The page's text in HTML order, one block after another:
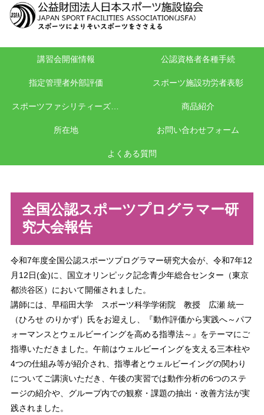
講習会開催情報 公認資格者各種手続
指定管理者外部評価 スポーツ施設功労者表彰
スポーツファシリティーズ保険 商品紹介
所在地 お問い合わせフォーム
よくある質問
全国公認スポーツプログラマー研
究大会報告
令和7年度全国公認スポーツプログラマー研究大会が、令和7年12
月12日(金)に、国立オリンピック記念青少年総合センター（東京
都渋谷区）において開催されました。
講師には、早稲田大学 スポーツ科学学術院 教授 広瀬 統一
（ひろせ のりかず）氏をお迎えし、『動作評価から実践へ～パフ
ォーマンスとウェルビーイングを高める指導法～』をテーマにご
指導いただきました。午前はウェルビーイングを支える三本柱や
4つの仕組み等が紹介され、指導者とウェルビーイングの関わり
についてご講演いただき、午後の実習では動作分析の6つのステ
ージの紹介や、グループ内での観察・課題の抽出・改善方法が実
践されました。